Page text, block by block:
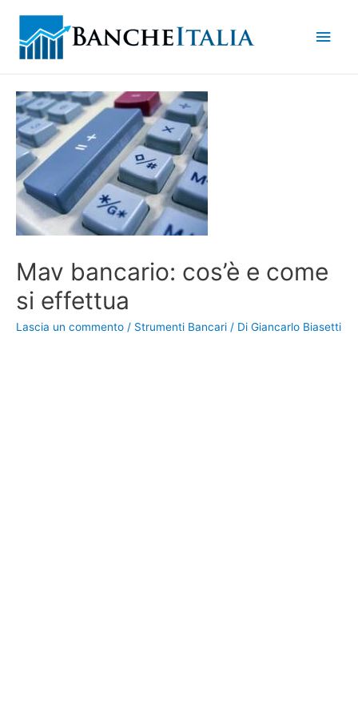
Mav bancario: cos’è e come
si effettua
Lascia un commento / Strumenti Bancari / Di Giancarlo Biasetti